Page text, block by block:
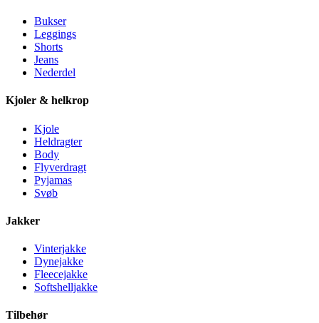
Bukser
Leggings
Shorts
Jeans
Nederdel
Kjoler & helkrop
Kjole
Heldragter
Body
Flyverdragt
Pyjamas
Svøb
Jakker
Vinterjakke
Dynejakke
Fleecejakke
Softshelljakke
Tilbehør